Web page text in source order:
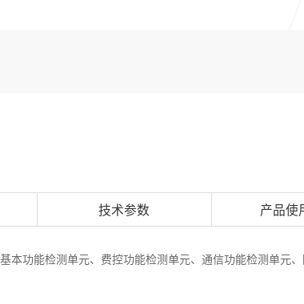
技术参数 产品使
本功能检测单元、费控功能检测单元、通信功能检测单元